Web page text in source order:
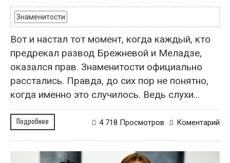
Знаменитости
Вот и настал тот момент, когда каждый, кто
предрекал развод Брежневой и Меладзе,
оказался прав. Знаменитости официально
расстались. Правда, до сих пор не понятно,
когда именно это случилось. Ведь слухи...
Подробнее Коментарий
4 718 Просмотров